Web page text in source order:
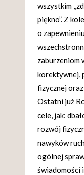
wszystkim
piękno”. Z
o
zaburzeniom
korektywnej,
fizycznej
Ostatni już
cele, jak:
rozwój
nawyków
ogólnej
świadomości